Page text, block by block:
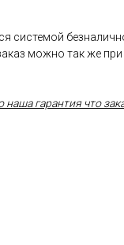
системой
можно так же
гарантия что